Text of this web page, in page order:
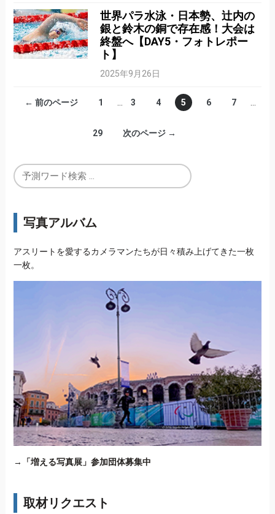
世界パラ水泳・日本勢、辻内の
銀と鈴木の銅で存在感！大会は
終盤へ【DAY5・フォトレポー
ト】
2025年9月26日
← 前のページ 1 3 4 5 6 7
29 次のページ →
写真アルバム
アスリートを愛するカメラマンたちが日々積み上げてきた一枚
一枚。
→ 「増える写真展」参加団体募集中
取材リクエスト